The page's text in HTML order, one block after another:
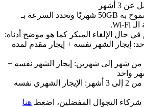
3 أشهر
حد الاستخدام المسموح به 50GB شهريًا وتحدد السرعة بـ
حال الإلغاء المبكر كما هو موضح أدناه:
إيجار الشهر نفسه + إيجار مقدم لمدة
من شهر إلى شهرين: إيجار الشهر نفسه +
واحد
الإلغاء خلال الفترة من 2 إلى 3 أشهر: الإيجار الشهري نفسه
شركاء التجوال المفضلين، اضغط هنا